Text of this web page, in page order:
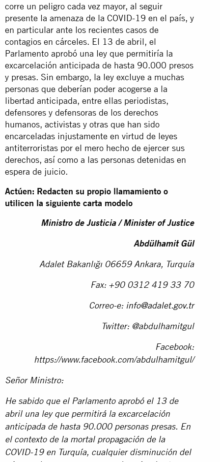
corre un peligro cada vez mayor, al seguir
presente la amenaza de la COVID-19 en el país, y
en particular ante los recientes casos de
contagios en cárceles. El 13 de abril, el
Parlamento aprobó una ley que permitiría la
excarcelación anticipada de hasta 90.000 presos
y presas. Sin embargo, la ley excluye a muchas
personas que deberían poder acogerse a la
libertad anticipada, entre ellas periodistas,
defensores y defensoras de los derechos
humanos, activistas y otras que han sido
encarceladas injustamente en virtud de leyes
antiterroristas por el mero hecho de ejercer sus
derechos, así como a las personas detenidas en
espera de juicio.
Actúen: Redacten su propio llamamiento o
utilicen la siguiente carta modelo
Ministro de Justicia / Minister of Justice
Abdülhamit Gül
Adalet Bakanlığı 06659 Ankara, Turquía
Fax: +90 0312 419 33 70
Correo-e: info@adalet.gov.tr
Twitter: @abdulhamitgul
Facebook:
https://www.facebook.com/abdulhamitgul/
Señor Ministro:
He sabido que el Parlamento aprobó el 13 de
abril una ley que permitirá la excarcelación
anticipada de hasta 90.000 personas presas. En
el contexto de la mortal propagación de la
COVID-19 en Turquía, cualquier disminución del